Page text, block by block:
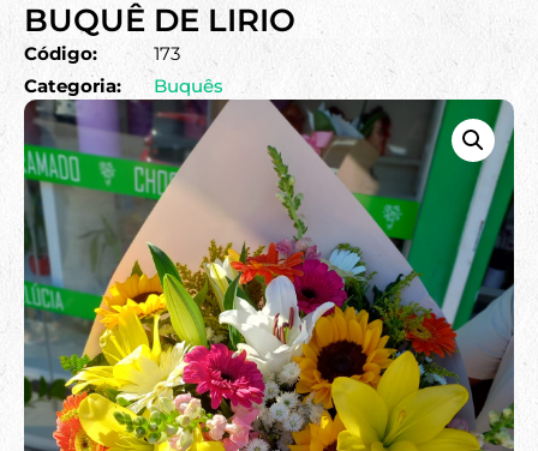
BUQUÊ DE LIRIO
Código:
173
Categoria:
Buquês